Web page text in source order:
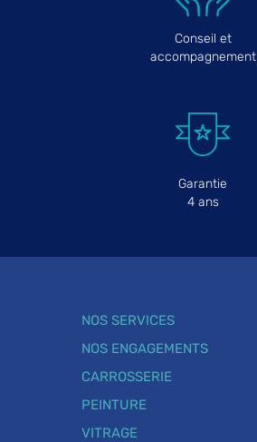
Conseil et
accompagnement
Garantie
4 ans
NOS SERVICES
NOS ENGAGEMENTS
CARROSSERIE
PEINTURE
VITRAGE